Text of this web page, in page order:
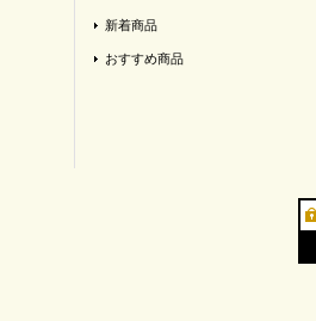
新着商品
おすすめ商品